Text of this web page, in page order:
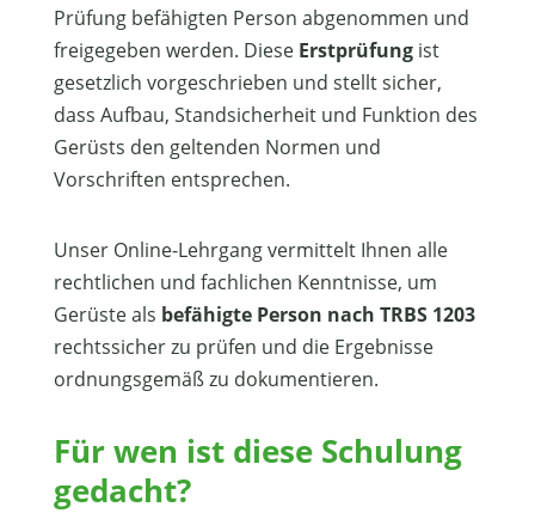
Prüfung befähigten Person abgenommen und
freigegeben werden. Diese Erstprüfungist
gesetzlich vorgeschrieben und stellt sicher,
dass Aufbau, Standsicherheit und Funktion des
Gerüsts den geltenden Normen und
Vorschriften entsprechen.
Unser Online-Lehrgang vermittelt Ihnen alle
rechtlichen und fachlichen Kenntnisse, um
Gerüste als befähigte Person nach TRBS 1203
rechtssicher zu prüfen und die Ergebnisse
ordnungsgemäß zu dokumentieren.
Für wen ist diese Schulung
gedacht?